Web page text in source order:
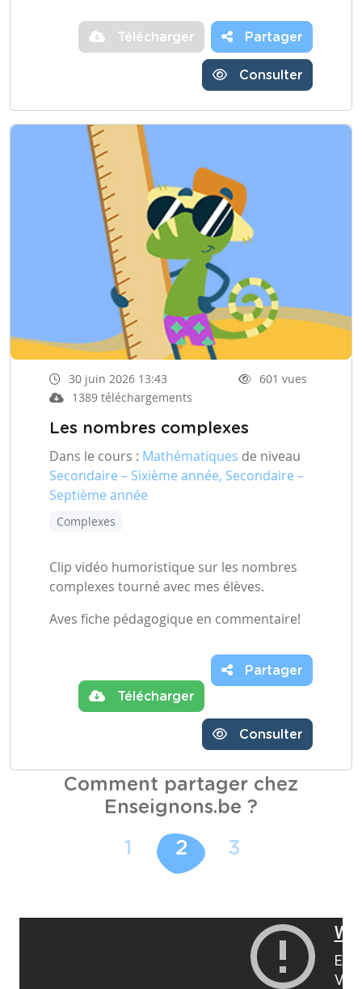
Télécharger Partager
Consulter
30 juin 2026 13:43
601 vues
1389 téléchargements
Les nombres complexes
Dans le cours : Mathématiques de niveau
Secondaire – Sixième année, Secondaire –
Septième année
Complexes
Clip vidéo humoristique sur les nombres
complexes tourné avec mes élèves.
Aves fiche pédagogique en commentaire!
Télécharger
Partager
Consulter
Comment partager chez
Enseignons.be ?
1 2 3